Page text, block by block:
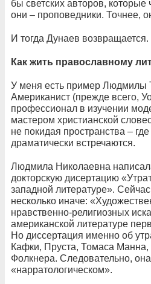
бы светских авторов, которые
они – проповедники. Точнее,
И тогда Дунаев возвращается.
Как жить православному
У меня есть пример Людмилы
Американист (прежде всего,
профессионал в изучении
мастером христианской
не покидая пространства –
драматически встречаются.
Людмила Николаевна
докторскую дисертацию
западной литературе».
несколько иначе:
нравственно-религиозных
американской литературе
Но диссертация именно об
Кафки, Пруста, Томаса
Фолкнера. Следовательно,
«нарратологическом».